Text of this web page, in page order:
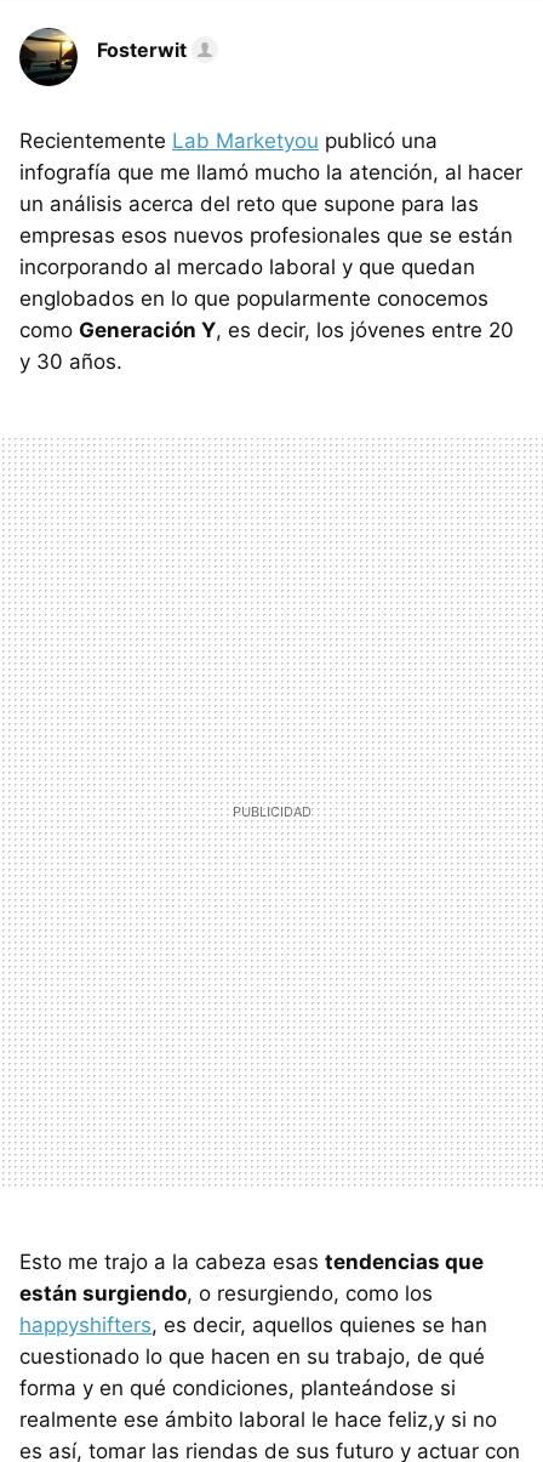
Fosterwit
Recientemente Lab Marketyou publicó una
infografía que me llamó mucho la atención, al hacer
un análisis acerca del reto que supone para las
empresas esos nuevos profesionales que se están
incorporando al mercado laboral y que quedan
englobados en lo que popularmente conocemos
como Generación Y, es decir, los jóvenes entre 20
y 30 años.
Esto me trajo a la cabeza esas tendencias que
están surgiendo, o resurgiendo, como los
happyshifters, es decir, aquellos quienes se han
cuestionado lo que hacen en su trabajo, de qué
forma y en qué condiciones, planteándose si
realmente ese ámbito laboral le hace feliz,y si no
es así, tomar las riendas de sus futuro y actuar con